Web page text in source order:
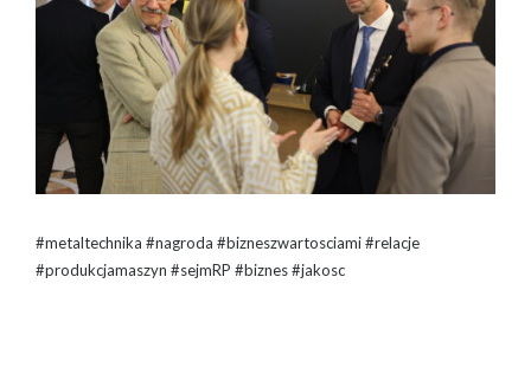
#metaltechnika #nagroda #bizneszwartosciami #relacje
#produkcjamaszyn #sejmRP #biznes #jakosc